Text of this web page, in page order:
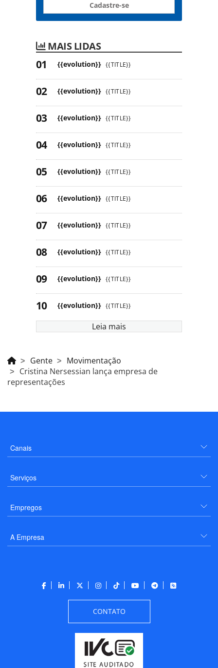
Cadastre-se
MAIS LIDAS
{{evolution}} {{TITLE}}
{{evolution}} {{TITLE}}
{{evolution}} {{TITLE}}
{{evolution}} {{TITLE}}
{{evolution}} {{TITLE}}
{{evolution}} {{TITLE}}
{{evolution}} {{TITLE}}
{{evolution}} {{TITLE}}
{{evolution}} {{TITLE}}
{{evolution}} {{TITLE}}
Leia mais
Gente
Movimentação
Cristina Nersessian lança empresa de
representações
Canais
Serviços
Empregos
A Empresa
CONTATO